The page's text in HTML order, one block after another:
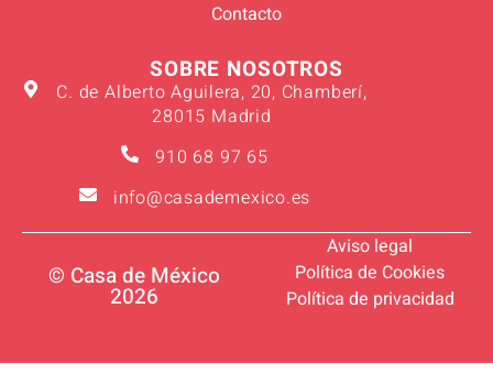
Contacto
SOBRE NOSOTROS
C. de Alberto Aguilera, 20, Chamberí,
28015 Madrid
910 68 97 65
info@casademexico.es
© Casa de México
2026
Aviso legal
Política de Cookies
Política de privacidad